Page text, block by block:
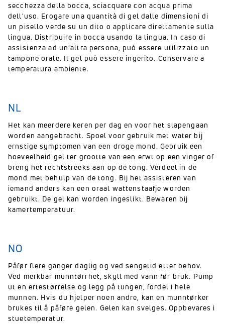
secchezza della bocca, sciacquare con acqua prima
dell'uso. Erogare una quantità di gel dalle dimensioni di
un pisello verde su un dito o applicare direttamente sulla
lingua. Distribuire in bocca usando la lingua. In caso di
assistenza ad un'altra persona, può essere utilizzato un
tampone orale. Il gel può essere ingerito. Conservare a
temperatura ambiente.
NL
Het kan meerdere keren per dag en voor het slapengaan
worden aangebracht. Spoel voor gebruik met water bij
ernstige symptomen van een droge mond. Gebruik een
hoeveelheid gel ter grootte van een erwt op een vinger of
breng het rechtstreeks aan op de tong. Verdeel in de
mond met behulp van de tong. Bij het assisteren van
iemand anders kan een oraal wattenstaafje worden
gebruikt. De gel kan worden ingeslikt. Bewaren bij
kamertemperatuur.
NO
Påfør flere ganger daglig og ved sengetid etter behov.
Ved merkbar munntørrhet, skyll med vann før bruk. Pump
ut en ertestørrelse og legg på tungen, fordel i hele
munnen. Hvis du hjelper noen andre, kan en munntørker
brukes til å påføre gelen. Gelen kan svelges. Oppbevares i
stuetemperatur.